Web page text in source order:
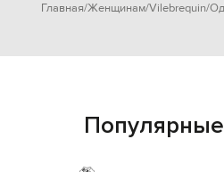
Главная Женщинам Vilebrequin